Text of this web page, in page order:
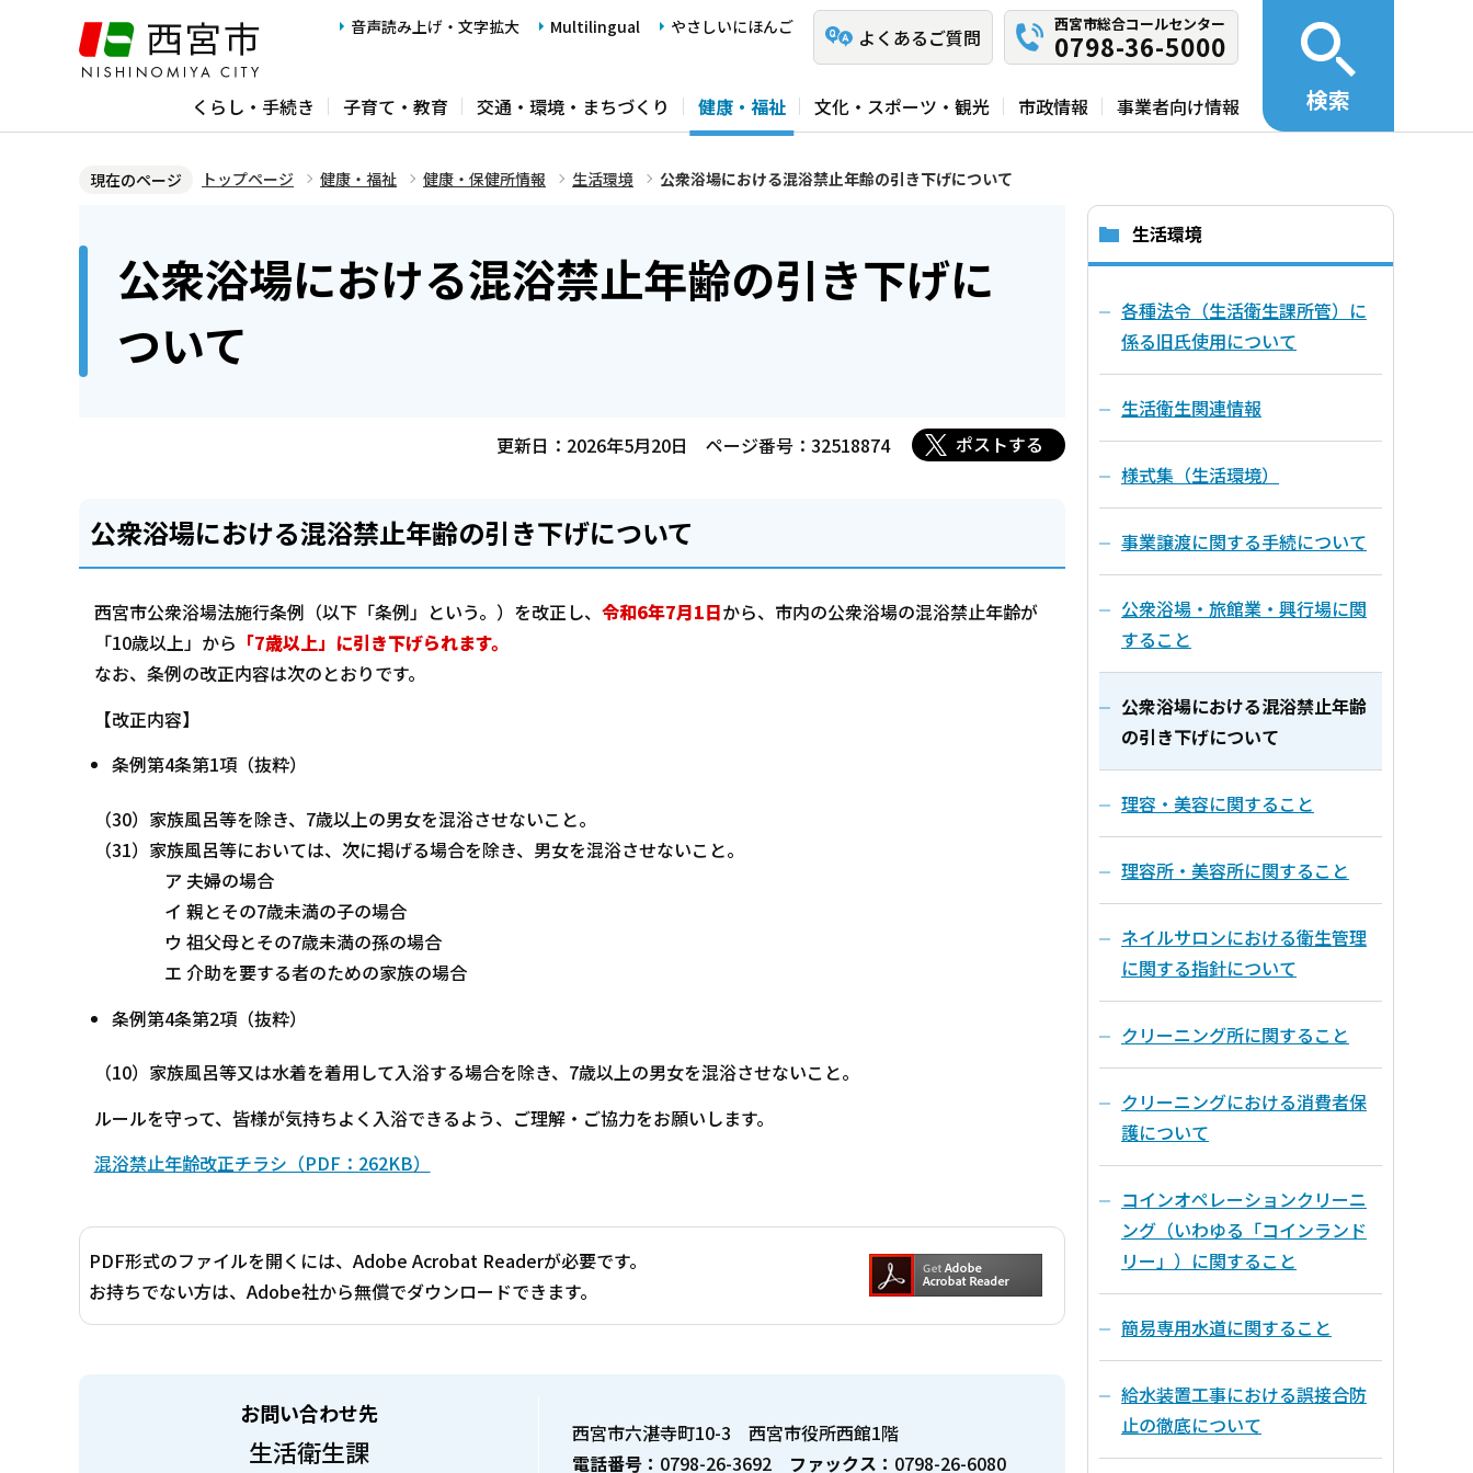
ジ
音声読み上げ・文字拡大 Multilingual やさしいにほんご よくあるご質問
西宮市総合コールセンター
0798-36-5000
くらし・手続き 子育て・教育 交通・環境・まちづくり 健康・福祉 文化・スポーツ・観光 市政情報 事業者向け情報 検索
現在のページ トップページ 健康・福祉 健康・保健所情報 生活環境 公衆浴場における混浴禁止年齢の引き下げについて
公衆浴場における混浴禁止年齢の引き下げに
ついて
更新日：2026年5月20日 ページ番号：32518874 ポストする
公衆浴場における混浴禁止年齢の引き下げについて
西宮市公衆浴場法施行条例（以下「条例」という。）を改正し、 令和6年7月1日から、市内の公衆浴場の混浴禁止年齢が
「10歳以上」から 「7歳以上」に引き下げられます。
なお、条例の改正内容は次のとおりです。
【改正内容】
条例第4条第1項（抜粋）
（30）家族風呂等を除き、7歳以上の男女を混浴させないこと。
（31）家族風呂等においては、次に掲げる場合を除き、男女を混浴させないこと。
ア 夫婦の場合
イ 親とその7歳未満の子の場合
ウ 祖父母とその7歳未満の孫の場合
エ 介助を要する者のための家族の場合
条例第4条第2項（抜粋）
（10）家族風呂等又は水着を着用して入浴する場合を除き、7歳以上の男女を混浴させないこと。
ルールを守って、皆様が気持ちよく入浴できるよう、ご理解・ご協力をお願いします。
混浴禁止年齢改正チラシ（PDF：262KB）
PDF形式のファイルを開くには、Adobe Acrobat Readerが必要です。
お持ちでない方は、Adobe社から無償でダウンロードできます。
お問い合わせ先
生活衛生課
西宮市六湛寺町10-3 西宮市役所西館1階
電話番号： 0798-26-3692 ファックス： 0798-26-6080
生活環境
各種法令（生活衛生課所管）に
係る旧氏使用について
生活衛生関連情報
様式集（生活環境）
事業譲渡に関する手続について
公衆浴場・旅館業・興行場に関
すること
公衆浴場における混浴禁止年齢
の引き下げについて
理容・美容に関すること
理容所・美容所に関すること
ネイルサロンにおける衛生管理
に関する指針について
クリーニング所に関すること
クリーニングにおける消費者保
護について
コインオペレーションクリーニ
ング（いわゆる「コインランド
リー」）に関すること
簡易専用水道に関すること
給水装置工事における誤接合防
止の徹底について